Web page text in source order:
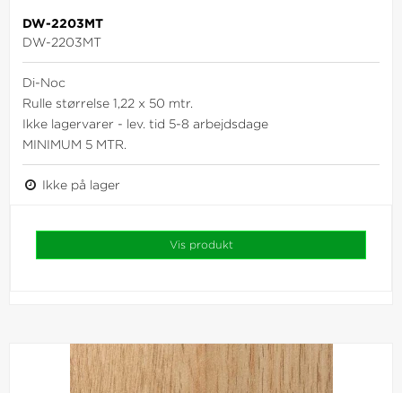
DW-2203MT
DW-2203MT
Di-Noc
Rulle størrelse 1,22 x 50 mtr.
Ikke lagervarer - lev. tid 5-8 arbejdsdage
MINIMUM 5 MTR.
Ikke på lager
Vis produkt